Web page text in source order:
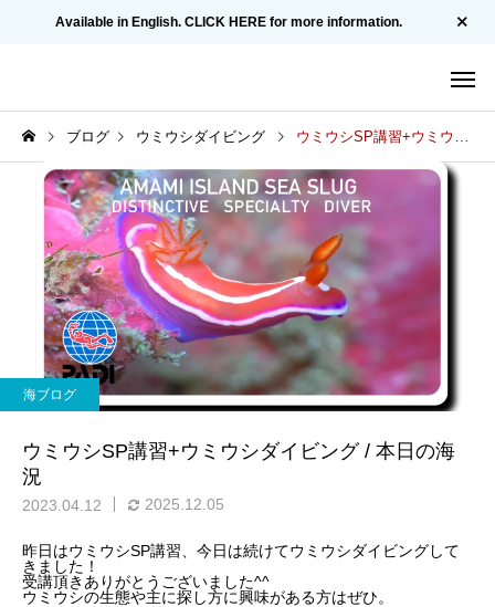
Available in English. CLICK HERE for more information.
ブログ ウミウシダイビング ウミウシSP講習+ウミウシダイビング / 本日の海況
海ブログ
ウミウシSP講習+ウミウシダイビング / 本日の海
況
2023.04.12 2025.12.05
昨日はウミウシSP講習、今日は続けてウミウシダイビングして
きました！
受講頂きありがとうございました^^
ウミウシの生態や主に探し方に興味がある方はぜひ。